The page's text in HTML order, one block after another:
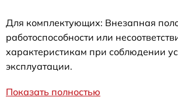
Для комплектующих: Внезапная
работоспособности или
характеристикам при соблюдении
эксплуатации.
Показать полностью